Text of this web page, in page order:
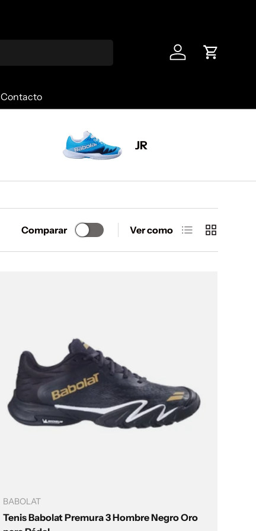
Iniciar sesión
Carrito
Contacto
JR
Comparar Ver como Lista Cuadrícula
BABOLAT
Tenis Babolat Premura 3 Hombre Negro Oro